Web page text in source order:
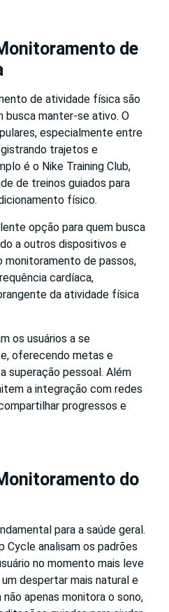
de
de atividade física são
busca manter-se ativo. O
especialmente entre
trajetos e
é o Nike Training Club,
de treinos guiados para
físico.
opção para quem busca
a outros dispositivos e
monitoramento de passos,
cardíaca,
da atividade física
os usuários a se
oferecendo metas e
superação pessoal. Além
a integração com redes
progressos e
do
para a saúde geral.
analisam os padrões
no momento mais leve
despertar mais natural e
apenas monitora o sono,